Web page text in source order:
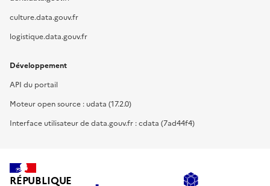
culture.data.gouv.fr
logistique.data.gouv.fr
Développement
API du portail
Moteur open source : udata (17.2.0)
Interface utilisateur de data.gouv.fr : cdata (7ad44f4)
RÉPUBLIQUE